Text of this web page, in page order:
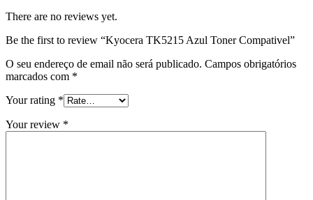
There are no reviews yet.
Be the first to review “Kyocera TK5215 Azul Toner Compativel”
O seu endereço de email não será publicado. Campos obrigatórios
marcados com *
Your rating *
Your review *